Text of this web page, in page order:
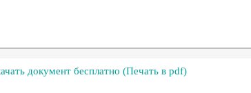
документ бесплатно (Печать в pdf)